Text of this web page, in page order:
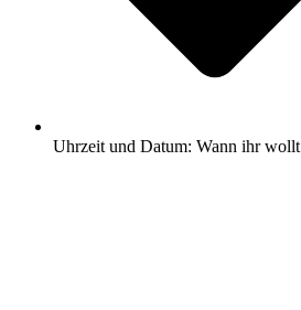
Uhrzeit und Datum: Wann ihr wollt